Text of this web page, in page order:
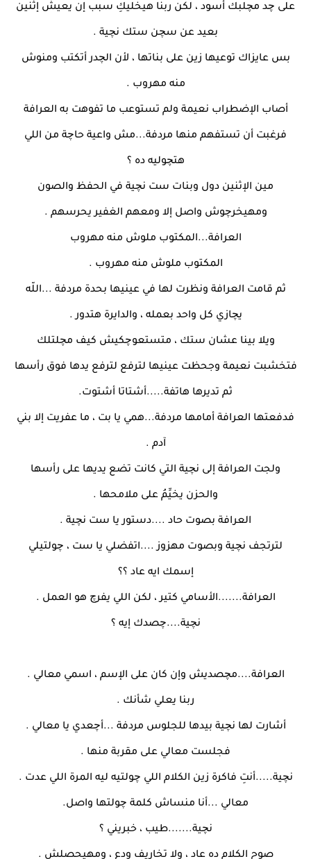
على چد مچلبك أسود ، لكن ربنا هيخليكِ سبب إن يعيش إثنين
بعيد عن سچن ستك نچية .
بس عايزاك توعيها زين على بناتها ، لأن الچدر أتكتب ومنوش
منه مهروب .
أصاب الإضطراب نعيمة ولم تستوعب ما تفوهت به العرافة
فرغبت أن تستفهم منها مردفة...مش واعية حاچة من اللي
هتچوليه ده ؟
مين الإثنين دول وبنات ست نچية في الحفظ والصون
ومهيخرچوش واصل إلا ومعهم الغفير يحرسهم .
العرافة...المكتوب ملوش منه مهروب
المكتوب ملوش منه مهروب .
ثم قامت العرافة ونظرت لها في عينيها بحدة مردفة ...اللّه
يچازي كل واحد بعمله ، والدايرة هتدور .
ويلا بينا عشان ستك ، متستعوچكيش كيف مچلتلك
فتخشبت نعيمة وجحظت عينيها لترفع لترفع يدها فوق رأسها
ثم تديرها هاتفة.....أشتاتا أشتوت.
فدفعتها العرافة أمامها مردفة...همي يا بت ، ما عفريت إلا بني
آدم .
ولجت العرافة إلى نچية التي كانت تضع يديها على رأسها
والحزن يخيِّمُ على ملامحها .
العرافة بصوت حاد ....دستور يا ست نچية .
لترتجف نچية وبصوت مهزوز ....اتفضلي يا ست ، چولتيلي
إسمك ايه عاد ؟؟
العرافة.......الأسامي كتير ، لكن اللي يفرچ هو العمل .
نچية....چصدك إيه ؟
العرافة....مچصديش وإن كان على الإسم ، اسمي معالي .
ربنا يعلي شأنك .
أشارت لها نچية بيدها للجلوس مردفة ...أچعدي يا معالي .
فجلست معالي على مقربة منها .
نچية.....أنتِ فاكرة زين الكلام اللي چولتيه ليه المرة اللي عدت .
معالي ...أنا منساش كلمة چولتها واصل.
نچية.......طيب ، خبريني ؟
صوح الكلام ده عاد ، ولا تخاريف ودع ، ومهيحصلش .